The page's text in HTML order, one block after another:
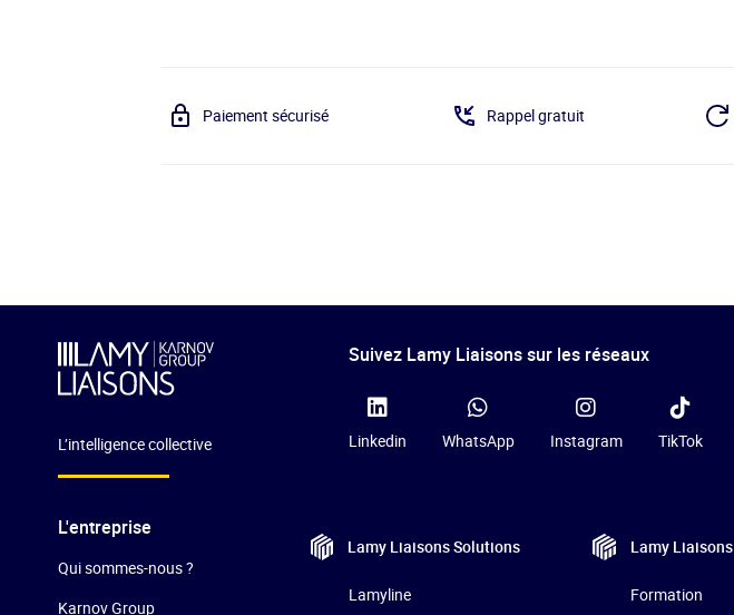
Paiement sécurisé Rappel gratuit
L’intelligence collective
L'entreprise
Qui sommes-nous ?
Karnov Group
Suivez Lamy Liaisons sur les réseaux
Linkedin WhatsApp Instagram TikTok
Lamy LiaisonsSolutions
Lamyline
Lamy Liaisons
Formation